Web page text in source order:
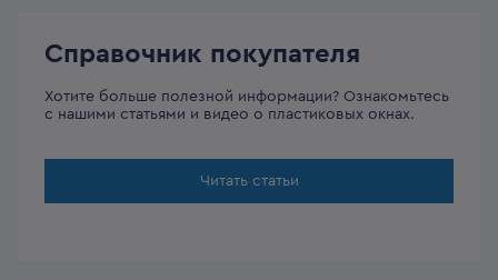
Справочник покупателя
Хотите больше полезной информации? Ознакомьтесь
с нашими статьями и видео о пластиковых окнах.
Читать статьи